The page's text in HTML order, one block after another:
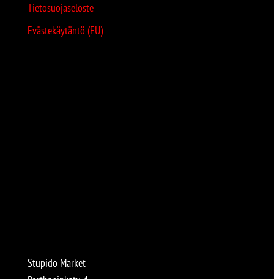
Tietosuojaseloste
Evästekäytäntö (EU)
Stupido Market